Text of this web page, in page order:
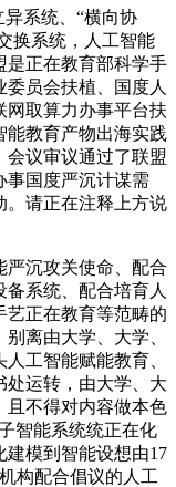
系统、“横向协
换系统，人工智能
是正在教育部科学手
员会扶植、国度人
网取算力办事平台扶
能教育产物出海实践
会议审议通过了联盟
事国度严沉计谋需
。请正在注释上方说
沉攻关使命、配合
系统、配合培育人
艺正在教育等范畴的
离由大学、大学、
工智能赋能教育、
处运转，由大学、大
且不得对内容做本色
智能系统统正在化
模到智能设想由17
构配合倡议的人工